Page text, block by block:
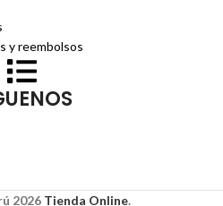
y reembolsos
2026 Tienda Online.